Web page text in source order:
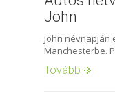
John
John névnapján
Manchesterbe.
Tovább